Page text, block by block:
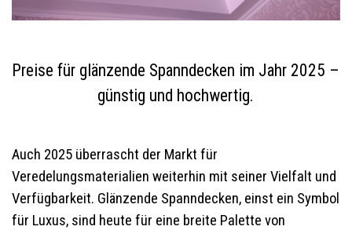
Preise für glänzende Spanndecken im Jahr 2025 –
günstig und hochwertig.
Auch 2025 überrascht der Markt für
Veredelungsmaterialien weiterhin mit seiner Vielfalt und
Verfügbarkeit. Glänzende Spanndecken, einst ein Symbol
für Luxus, sind heute für eine breite Palette von